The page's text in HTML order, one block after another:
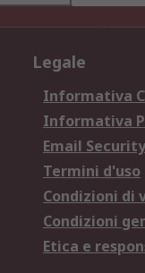
Legale
Informativa
Informativa
Email Security
Termini d'uso
Condizioni di
Condizioni
Etica e